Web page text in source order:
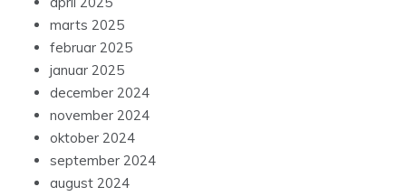
marts 2025
februar 2025
januar 2025
december 2024
november 2024
oktober 2024
september 2024
august 2024